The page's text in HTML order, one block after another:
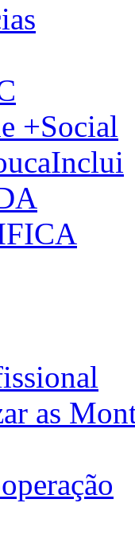
+Social
as